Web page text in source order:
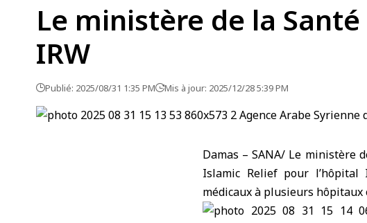
Le ministère de la
IRW
Publié: 2025/08/31 1:35 PM Mis à jour: 2025/12/28 5:39 PM
Damas – SANA/ Le ministère
Islamic Relief pour l’hôpital
médicaux à plusieurs hôpitaux